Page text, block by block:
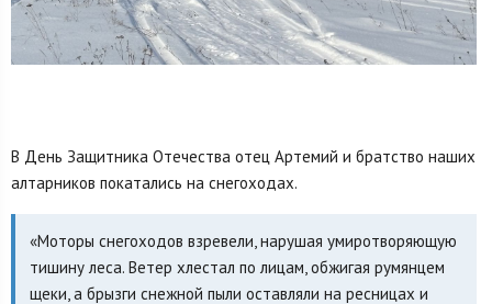
В День Защитника Отечества отец Артемий и братство наших
алтарников покатались на снегоходах.
«Моторы снегоходов взревели, нарушая умиротворяющую
тишину леса. Ветер хлестал по лицам, обжигая румянцем
щеки, а брызги снежной пыли оставляли на ресницах и